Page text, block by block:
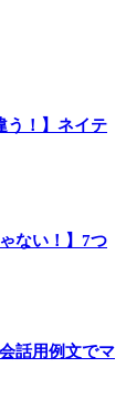
う！】ネイテ
ない！】7つ
話用例文でマ